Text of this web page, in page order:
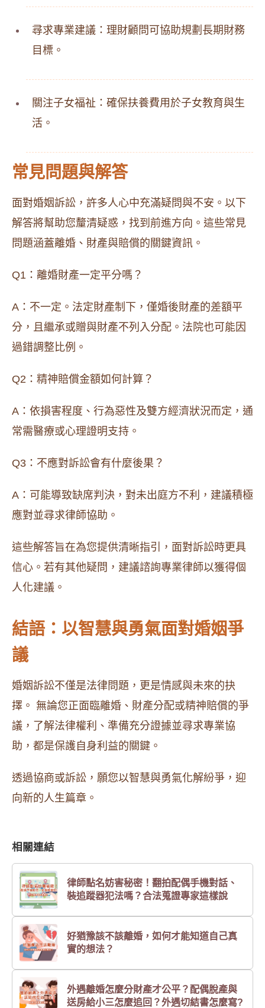
尋求專業建議：理財顧問可協助規劃長期財務
目標。
關注子女福祉：確保扶養費用於子女教育與生
活。
常見問題與解答
面對婚姻訴訟，許多人心中充滿疑問與不安。以下
解答將幫助您釐清疑惑，找到前進方向。這些常見
問題涵蓋離婚、財產與賠償的關鍵資訊。
Q1：離婚財產一定平分嗎？
A：不一定。法定財產制下，僅婚後財產的差額平
分，且繼承或贈與財產不列入分配。法院也可能因
過錯調整比例。
Q2：精神賠償金額如何計算？
A：依損害程度、行為惡性及雙方經濟狀況而定，通
常需醫療或心理證明支持。
Q3：不應對訴訟會有什麼後果？
A：可能導致缺席判決，對未出庭方不利，建議積極
應對並尋求律師協助。
這些解答旨在為您提供清晰指引，面對訴訟時更具
信心。若有其他疑問，建議諮詢專業律師以獲得個
人化建議。
結語：以智慧與勇氣面對婚姻爭
議
婚姻訴訟不僅是法律問題，更是情感與未來的抉
擇。 無論您正面臨離婚、財產分配或精神賠償的爭
議，了解法律權利、準備充分證據並尋求專業協
助，都是保護自身利益的關鍵。
透過協商或訴訟，願您以智慧與勇氣化解紛爭，迎
向新的人生篇章。
相關連結
律師點名妨害秘密！翻拍配偶手機對話、
裝追蹤器犯法嗎？合法蒐證專家這樣說
好猶豫該不該離婚，如何才能知道自己真
實的想法？
外遇離婚怎麼分財產才公平？配偶脫產與
送房給小三怎麼追回？外遇切結書怎麼寫?